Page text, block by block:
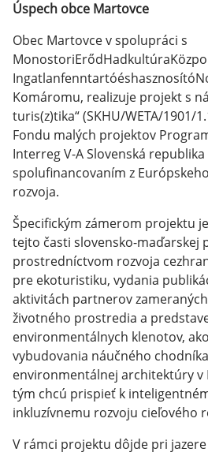
Úspech obce Martovce
Obec Martovce v spolupráci s
Komáromu, realizuje projekt s
turis(z)tika“ (SKHU/WETA/1901/
Fondu malých projektov
Interreg V-A Slovenská
spolufinancovaním z
rozvoja.
Špecifickým zámerom projektu
tejto časti slovensko-maďarskej
prostredníctvom rozvoja
pre ekoturistiku, vydania
aktivitách partnerov
životného prostredia a
environmentálnych klenotov,
vybudovania náučného
environmentálnej architektúry v
tým chcú prispieť k
inkluzívnemu rozvoju cieľového
V rámci projektu dôjde pri